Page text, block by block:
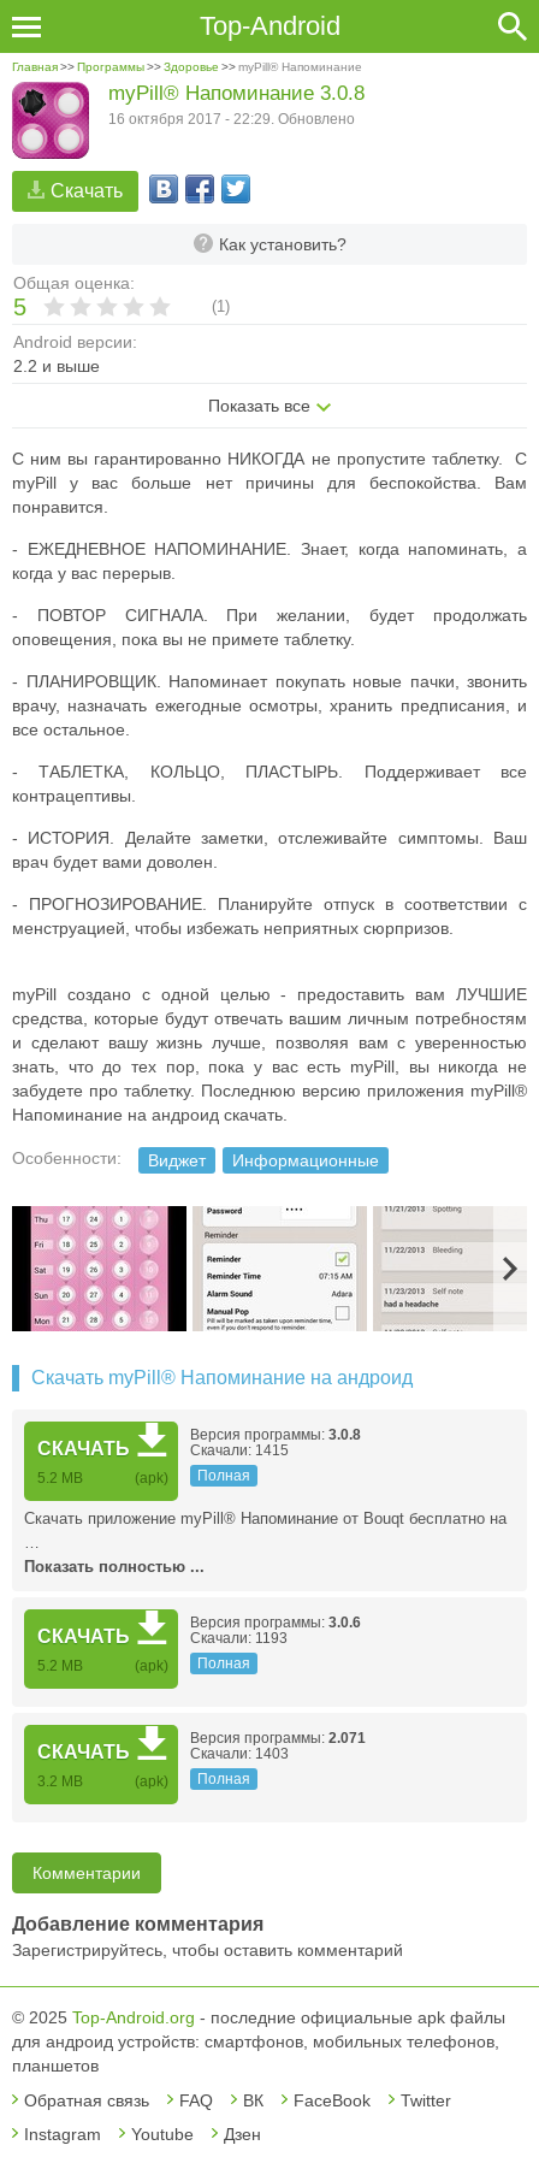
Top-Android
Главная>>Программы>>Здоровье >>myPill® Напоминание
Скачать
Как установить?
Общая оценка:
5 (1)
Android версии:
2.2 и выше
Показать все
myPill® Напоминание 3.0.8
16 октября 2017 - 22:29. Обновлено
С ним вы гарантированно НИКОГДА не пропустите таблетку. C
myPill у вас больше нет причины для беспокойства. Вам
понравится.
- ЕЖЕДНЕВНОЕ НАПОМИНАНИЕ. Знает, когда напоминать, а
когда у вас перерыв.
- ПОВТОР СИГНАЛА. При желании, будет продолжать
оповещения, пока вы не примете таблетку.
- ПЛАНИРОВЩИК. Напоминает покупать новые пачки, звонить
врачу, назначать ежегодные осмотры, хранить предписания, и
все остальное.
- ТАБЛЕТКА, КОЛЬЦО, ПЛАСТЫРЬ. Поддерживает все
контрацептивы.
- ИСТОРИЯ. Делайте заметки, отслеживайте симптомы. Ваш
врач будет вами доволен.
- ПРОГНОЗИРОВАНИЕ. Планируйте отпуск в соответствии с
менструацией, чтобы избежать неприятных сюрпризов.
myPill создано с одной целью - предоставить вам ЛУЧШИЕ
средства, которые будут отвечать вашим личным потребностям
и сделают вашу жизнь лучше, позволяя вам с уверенностью
знать, что до тех пор, пока у вас есть myPill, вы никогда не
забудете про таблетку. Последнюю версию приложения myPill®
Напоминание на андроид скачать.
Особенности: Виджет Информационные
Скачать myPill® Напоминание на андроид
СКАЧАТЬ
5.2 MB (apk)
Версия программы: 3.0.8
Скачали: 1415
Полная
Скачать приложение myPill® Напоминание от Bouqt бесплатно на
…
Показать полностью ...
СКАЧАТЬ
5.2 MB (apk)
Версия программы: 3.0.6
Скачали: 1193
Полная
СКАЧАТЬ
3.2 MB (apk)
Версия программы: 2.071
Скачали: 1403
Полная
Комментарии
Добавление комментария
Зарегистрируйтесь, чтобы оставить комментарий
© 2025 Top-Android.org - последние официальные apk файлы
для андроид устройств: смартфонов, мобильных телефонов,
планшетов
Обратная связь
FAQ ВК FaceBook
Twitter
Instagram
Youtube Дзен